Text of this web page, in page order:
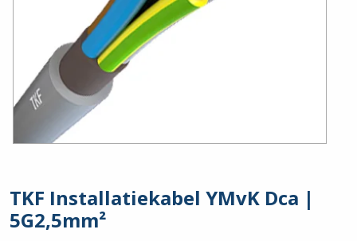
TKF Installatiekabel YMvK Dca |
5G2,5mm²